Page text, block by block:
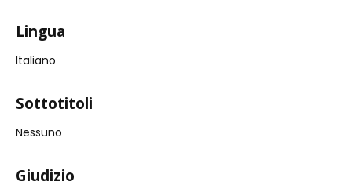
Lingua
Italiano
Sottotitoli
Nessuno
Giudizio